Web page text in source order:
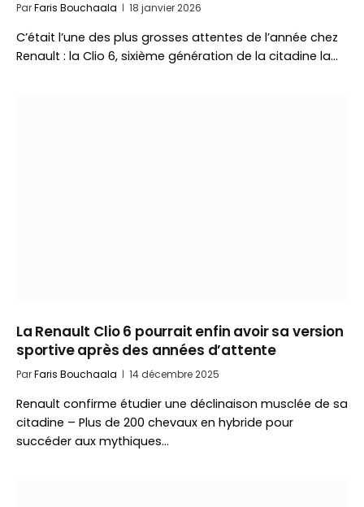
ParFaris Bouchaala 18 janvier 2026
C’était l’une des plus grosses attentes de l’année chez
Renault : la Clio 6, sixième génération de la citadine la…
La Renault Clio 6 pourrait enfin avoir sa version
sportive après des années d’attente
ParFaris Bouchaala 14 décembre 2025
Renault confirme étudier une déclinaison musclée de sa
citadine – Plus de 200 chevaux en hybride pour
succéder aux mythiques…